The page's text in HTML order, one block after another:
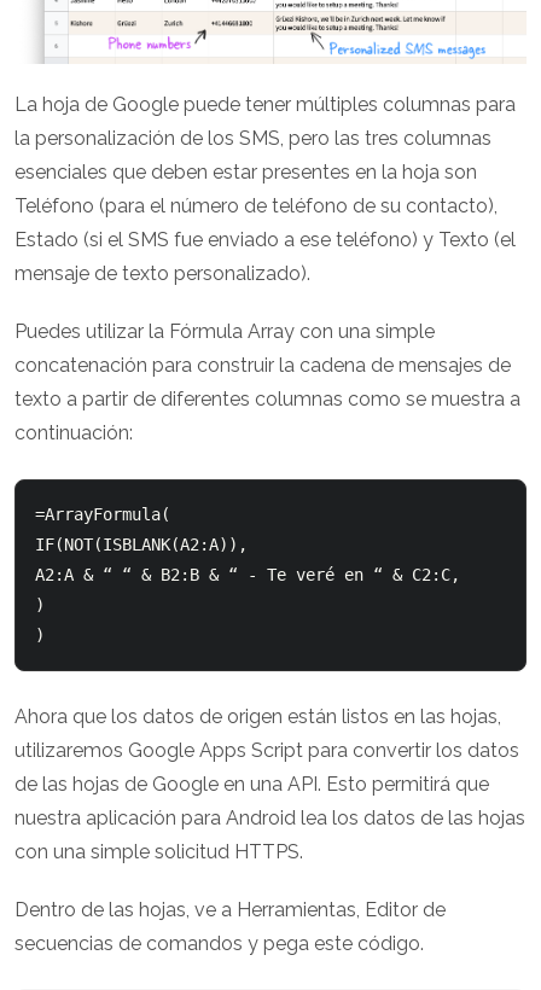
La hoja de Google puede tener múltiples columnas para
la personalización de los SMS, pero las tres columnas
esenciales que deben estar presentes en la hoja son
Teléfono (para el número de teléfono de su contacto),
Estado (si el SMS fue enviado a ese teléfono) y Texto (el
mensaje de texto personalizado).
Puedes utilizar la Fórmula Array con una simple
concatenación para construir la cadena de mensajes de
texto a partir de diferentes columnas como se muestra a
continuación:
=ArrayFormula(
IF(NOT(ISBLANK(A2:A)),
A2:A & “ “ & B2:B & “ - Te veré en “ & C2:C,
)
Ahora que los datos de origen están listos en las hojas,
utilizaremos Google Apps Script para convertir los datos
de las hojas de Google en una API. Esto permitirá que
nuestra aplicación para Android lea los datos de las hojas
con una simple solicitud HTTPS.
Dentro de las hojas, ve a Herramientas, Editor de
secuencias de comandos y pega este código.